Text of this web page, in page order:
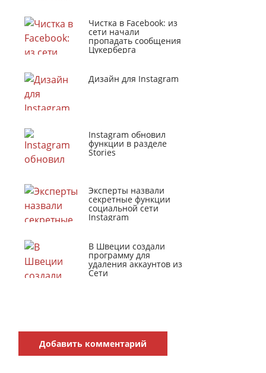
Чистка в Facebook: из
сети начали
пропадать сообщения
Цукерберга
Дизайн для Instagram
Instagram обновил
функции в разделе
Stories
Эксперты назвали
секретные функции
социальной сети
Instagram
В Швеции создали
программу для
удаления аккаунтов из
Сети
Добавить комментарий